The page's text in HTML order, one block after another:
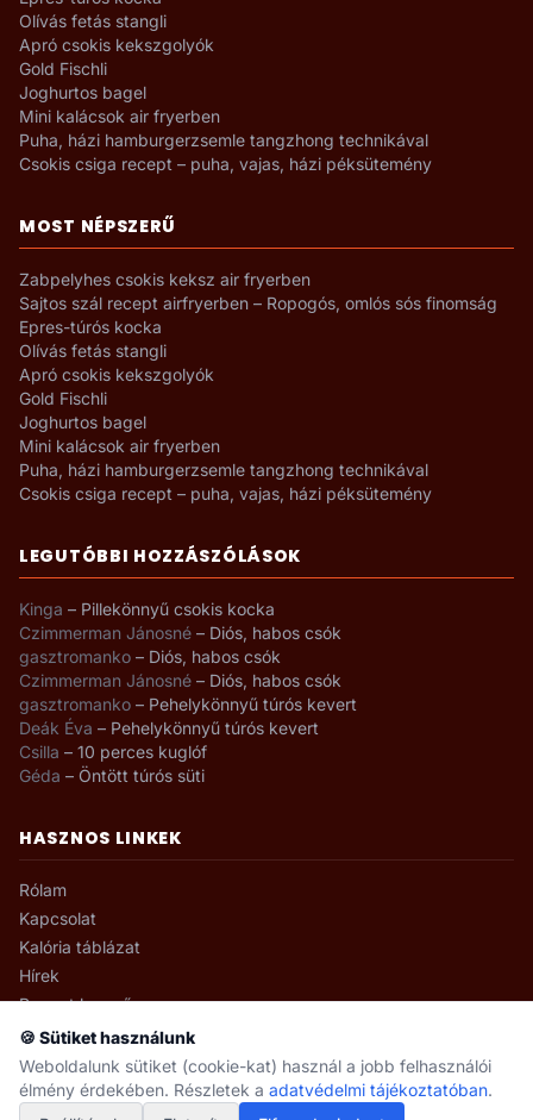
🍪 Sütiket használunk
Weboldalunk sütiket (cookie-kat) használ a jobb felhasználói
élmény érdekében. Részletek a adatvédelmi tájékoztatóban.
Olívás fetás stangli
Apró csokis kekszgolyók
Gold Fischli
Joghurtos bagel
Mini kalácsok air fryerben
Puha, házi hamburgerzsemle tangzhong technikával
Csokis csiga recept – puha, vajas, házi péksütemény
MOST NÉPSZERŰ
Zabpelyhes csokis keksz air fryerben
Sajtos szál recept airfryerben – Ropogós, omlós sós finomság
Epres-túrós kocka
Olívás fetás stangli
Apró csokis kekszgolyók
Gold Fischli
Joghurtos bagel
Mini kalácsok air fryerben
Puha, házi hamburgerzsemle tangzhong technikával
Csokis csiga recept – puha, vajas, házi péksütemény
LEGUTÓBBI HOZZÁSZÓLÁSOK
Kinga – Pillekönnyű csokis kocka
Czimmerman Jánosné – Diós, habos csók
gasztromanko – Diós, habos csók
Czimmerman Jánosné – Diós, habos csók
gasztromanko – Pehelykönnyű túrós kevert
Deák Éva – Pehelykönnyű túrós kevert
Csilla – 10 perces kuglóf
Géda – Öntött túrós süti
HASZNOS LINKEK
Rólam
Kapcsolat
Kalória táblázat
Hírek
Recept kereső
© 2008–2026 gasztromanko.hu · Minden jog fenntartva.